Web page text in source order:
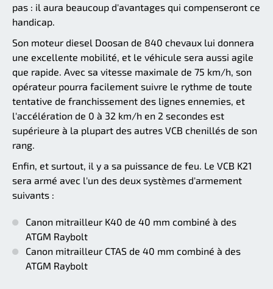
pas : il aura beaucoup d'avantages qui compenseront ce
handicap.
Son moteur diesel Doosan de 840 chevaux lui donnera
une excellente mobilité, et le véhicule sera aussi agile
que rapide. Avec sa vitesse maximale de 75 km/h, son
opérateur pourra facilement suivre le rythme de toute
tentative de franchissement des lignes ennemies, et
l'accélération de 0 à 32 km/h en 2 secondes est
supérieure à la plupart des autres VCB chenillés de son
rang.
Enfin, et surtout, il y a sa puissance de feu. Le VCB K21
sera armé avec l'un des deux systèmes d'armement
suivants :
Canon mitrailleur K40 de 40 mm combiné à des
ATGM Raybolt
Canon mitrailleur CTAS de 40 mm combiné à des
ATGM Raybolt